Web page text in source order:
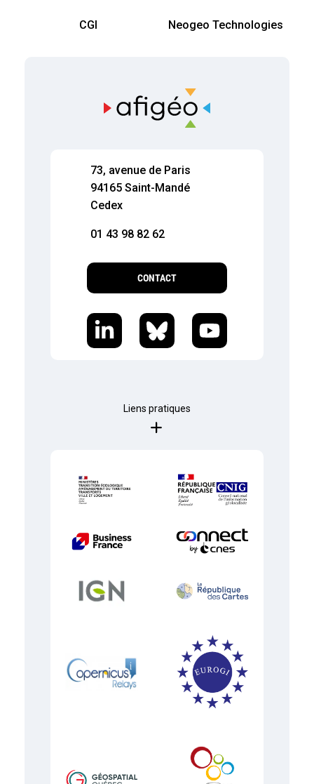
CGI Neogeo Technologies
73, avenue de Paris
94165 Saint-Mandé
Cedex
01 43 98 82 62
CONTACT
Liens pratiques